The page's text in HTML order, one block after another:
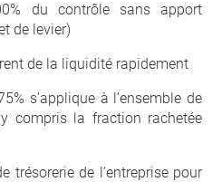
du contrôle sans apport
de levier)
de la liquidité rapidement
s’applique à l’ensemble de
compris la fraction rachetée
trésorerie de l’entreprise pour